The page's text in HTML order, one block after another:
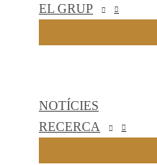
EL GRUP
NOTÍCIES
RECERCA